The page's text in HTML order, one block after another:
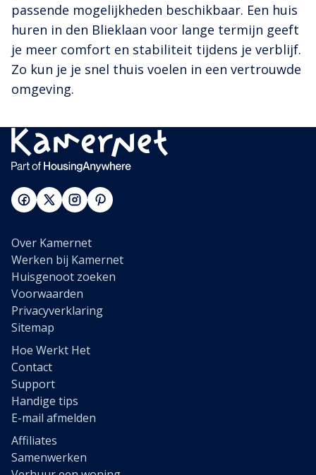
passende mogelijkheden beschikbaar. Een huis
huren in den Blieklaan voor lange termijn geeft
je meer comfort en stabiliteit tijdens je verblijf.
Zo kun je je snel thuis voelen in een vertrouwde
omgeving.
Over Kamernet
Werken bij Kamernet
Huisgenoot zoeken
Voorwaarden
Privacyverklaring
Sitemap
Hoe Werkt Het
Contact
Support
Handige tips
E-mail afmelden
Affiliates
Samenwerken